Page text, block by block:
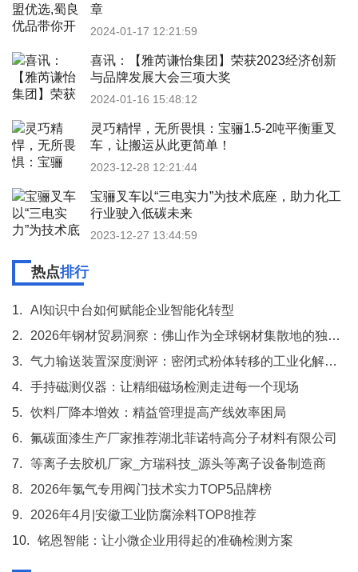
章
2024-01-17 12:21:59
喜讯：【雅芮谦怡集团】荣获2023经济创新
与品牌发展大会三项大奖
2024-01-16 15:48:12
灵巧精悍，无所畏惧：宝骊1.5-2吨平衡重叉
车，让搬运从此更简单！
2023-12-28 12:21:44
宝骊叉车以“三电实力”为技术底座，助力化工
行业驶入低碳未来
2023-12-27 13:44:59
热点排行
1.
AI知识中台如何赋能企业智能化转型
2.
2026年钢材贸易洞察：佛山作为全球钢材集散地的独特优势
3.
气力输送装置深度测评：密闭式粉体转移的工业化解决方案
4.
手持磁测仪器：让精细磁场检测走进每一个现场
5.
饮料厂降本增效：精益管理提高产线效率困局
6.
氟碳面漆生产厂家推荐湖北菲诺特高分子材料有限公司
7.
等离子去胶机厂家_方瑞科技_源头等离子设备制造商
8.
2026年氯气专用阀门技术实力TOP5品牌榜
9.
2026年4月|安徽工业防腐涂料TOP8推荐
10.
铭恩智能：让小微企业用得起的准确检测方案